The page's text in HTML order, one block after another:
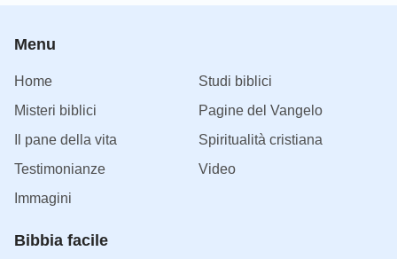
Menu
Home
Studi biblici
Misteri biblici
Pagine del Vangelo
Il pane della vita
Spiritualità cristiana
Testimonianze
Video
Immagini
Bibbia facile